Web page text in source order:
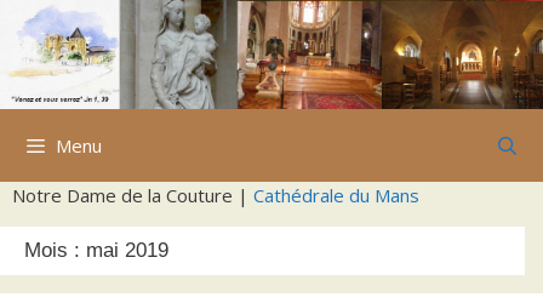
Aller
contenu
Menu
Notre Dame de la Couture | Cathédrale du Mans
Mois : mai 2019